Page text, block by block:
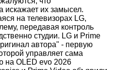
искажает их замысел.
на телевизорах LG,
передавая контроль
студии. LG и Prime
автора" - первую
управляет сама
на OLED evo 2026